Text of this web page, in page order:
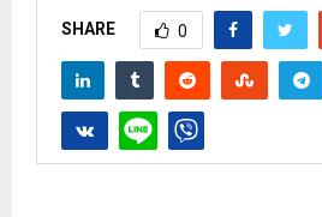
SHARE 0